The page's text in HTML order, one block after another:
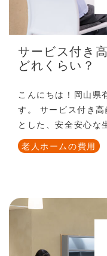
サービス付き
どれくらい？
こんにちは！岡山県
す。 サービス付き
とした、安全安心な
する、独立したバリ
回はサービス付き高
老人ホームの費用